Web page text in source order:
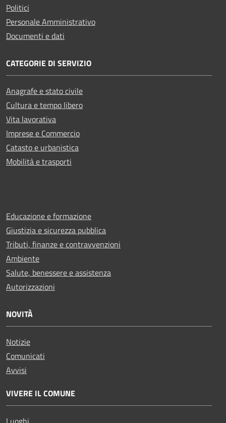
Politici
Personale Amministrativo
Documenti e dati
CATEGORIE DI SERVIZIO
Anagrafe e stato civile
Cultura e tempo libero
Vita lavorativa
Imprese e Commercio
Catasto e urbanistica
Mobilità e trasporti
Educazione e formazione
Giustizia e sicurezza pubblica
Tributi, finanze e contravvenzioni
Ambiente
Salute, benessere e assistenza
Autorizzazioni
NOVITÀ
Notizie
Comunicati
Avvisi
VIVERE IL COMUNE